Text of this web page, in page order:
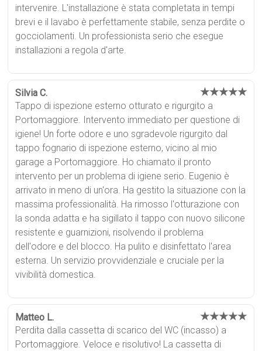
intervenire. L'installazione è stata completata in tempi
brevi e il lavabo è perfettamente stabile, senza perdite o
gocciolamenti. Un professionista serio che esegue
installazioni a regola d'arte.
Silvia C. ★★★★★
Tappo di ispezione esterno otturato e rigurgito a
Portomaggiore. Intervento immediato per questione di
igiene! Un forte odore e uno sgradevole rigurgito dal
tappo fognario di ispezione esterno, vicino al mio
garage a Portomaggiore. Ho chiamato il pronto
intervento per un problema di igiene serio. Eugenio è
arrivato in meno di un'ora. Ha gestito la situazione con la
massima professionalità. Ha rimosso l'otturazione con
la sonda adatta e ha sigillato il tappo con nuovo silicone
resistente e guarnizioni, risolvendo il problema
dell'odore e del blocco. Ha pulito e disinfettato l'area
esterna. Un servizio provvidenziale e cruciale per la
vivibilità domestica.
Matteo L. ★★★★★
Perdita dalla cassetta di scarico del WC (incasso) a
Portomaggiore. Veloce e risolutivo! La cassetta di